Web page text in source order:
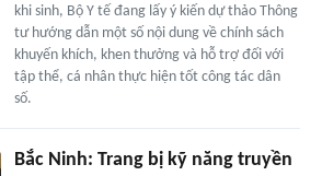
khi sinh, Bộ Y tế đang lấy ý kiến dự thảo Thông
tư hướng dẫn một số nội dung về chính sách
khuyến khích, khen thưởng và hỗ trợ đối với
tập thể, cá nhân thực hiện tốt công tác dân
số.
Bắc Ninh: Trang bị kỹ năng truyền